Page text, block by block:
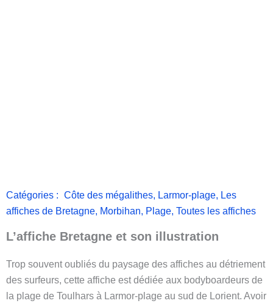
Catégories : Côte des mégalithes, Larmor-plage, Les
affiches de Bretagne, Morbihan, Plage, Toutes les affiches
L’affiche Bretagne et son illustration
Trop souvent oubliés du paysage des affiches au détriement
des surfeurs, cette affiche est dédiée aux bodyboardeurs de
la plage de Toulhars à Larmor-plage au sud de Lorient. Avoir